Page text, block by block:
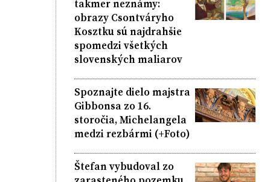
takmer neznámy:
obrazy Csontváryho
Kosztku sú najdrahšie
spomedzi všetkých
slovenských maliarov
Spoznajte dielo majstra
Gibbonsa zo 16.
storočia, Michelangela
medzi rezbármi (+Foto)
Štefan vybudoval zo